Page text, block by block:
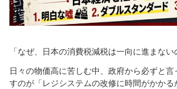
「なぜ、日本の消費税減税は一向に進まない
日々の物価高に苦しむ中、政府から必ずと言
すのが「レジシステムの改修に時間がかか